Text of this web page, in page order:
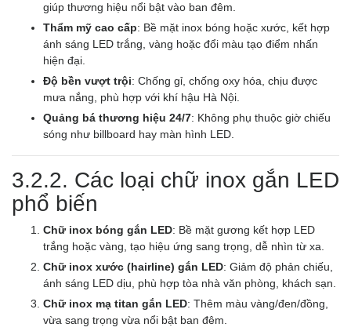
giúp thương hiệu nổi bật vào ban đêm.
Thẩm mỹ cao cấp: Bề mặt inox bóng hoặc xước, kết hợp
ánh sáng LED trắng, vàng hoặc đổi màu tạo điểm nhấn
hiện đại.
Độ bền vượt trội: Chống gỉ, chống oxy hóa, chịu được
mưa nắng, phù hợp với khí hậu Hà Nội.
Quảng bá thương hiệu 24/7: Không phụ thuộc giờ chiếu
sóng như billboard hay màn hình LED.
3.2.2. Các loại chữ inox gắn LED
phổ biến
Chữ inox bóng gắn LED: Bề mặt gương kết hợp LED
trắng hoặc vàng, tạo hiệu ứng sang trọng, dễ nhìn từ xa.
Chữ inox xước (hairline) gắn LED: Giảm độ phản chiếu,
ánh sáng LED dịu, phù hợp tòa nhà văn phòng, khách sạn.
Chữ inox mạ titan gắn LED: Thêm màu vàng/đen/đồng,
vừa sang trọng vừa nổi bật ban đêm.